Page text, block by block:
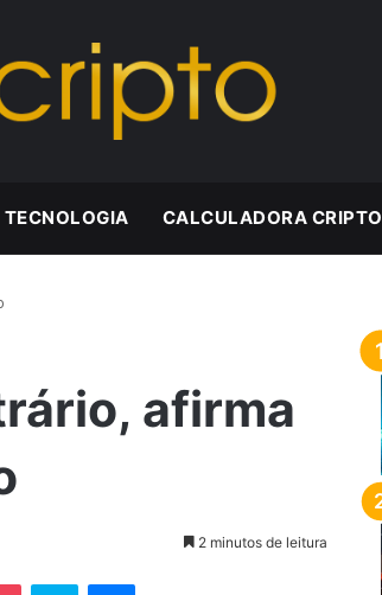
TECNOLOGIA CALCULADORA CRIPTO
afirma
2 minutos de leitura
Pocket Skype Messenger